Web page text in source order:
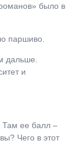
было в
паршиво.
дальше.
и
Там ее балл –
Чего в этот